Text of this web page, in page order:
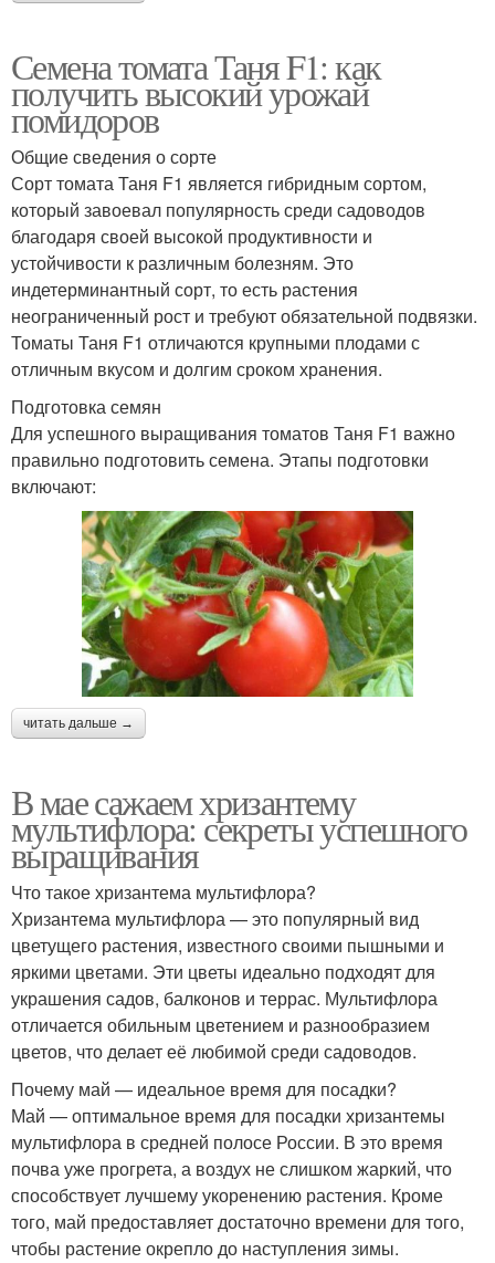
Семена томата Таня F1: как
получить высокий урожай
помидоров
Общие сведения о сорте
Сорт томата Таня F1 является гибридным сортом,
который завоевал популярность среди садоводов
благодаря своей высокой продуктивности и
устойчивости к различным болезням. Это
индетерминантный сорт, то есть растения
неограниченный рост и требуют обязательной подвязки.
Томаты Таня F1 отличаются крупными плодами с
отличным вкусом и долгим сроком хранения.
Подготовка семян
Для успешного выращивания томатов Таня F1 важно
правильно подготовить семена. Этапы подготовки
включают:
читать дальше →
В мае сажаем хризантему
мультифлора: секреты успешного
выращивания
Что такое хризантема мультифлора?
Хризантема мультифлора — это популярный вид
цветущего растения, известного своими пышными и
яркими цветами. Эти цветы идеально подходят для
украшения садов, балконов и террас. Мультифлора
отличается обильным цветением и разнообразием
цветов, что делает её любимой среди садоводов.
Почему май — идеальное время для посадки?
Май — оптимальное время для посадки хризантемы
мультифлора в средней полосе России. В это время
почва уже прогрета, а воздух не слишком жаркий, что
способствует лучшему укоренению растения. Кроме
того, май предоставляет достаточно времени для того,
чтобы растение окрепло до наступления зимы.